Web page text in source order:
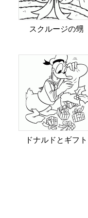
スクルージの甥
ドナルドとギフト